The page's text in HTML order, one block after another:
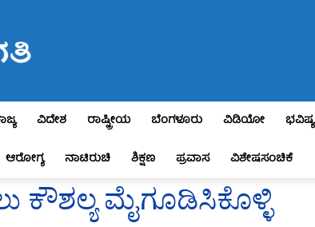
ವಿದೇಶ ರಾಷ್ಟ್ರೀಯ ಬೆಂಗಳೂರು ವಿಡಿಯೋ ಭವಿಷ್ಯ
ಆರೋಗ್ಯ ನಾಟಿರುಚಿ ಶಿಕ್ಷಣ ಪ್ರವಾಸ ವಿಶೇಷಸಂಚಿಕೆ
ಕೌಶಲ್ಯ ಮೈಗೂಡಿಸಿಕೊಳ್ಳಿ